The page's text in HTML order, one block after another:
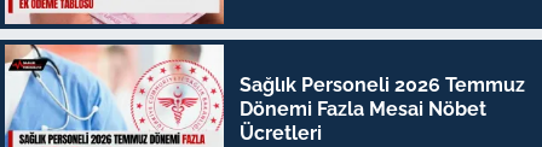
Sağlık Personeli 2026 Temmuz
Dönemi Fazla Mesai Nöbet
Ücretleri